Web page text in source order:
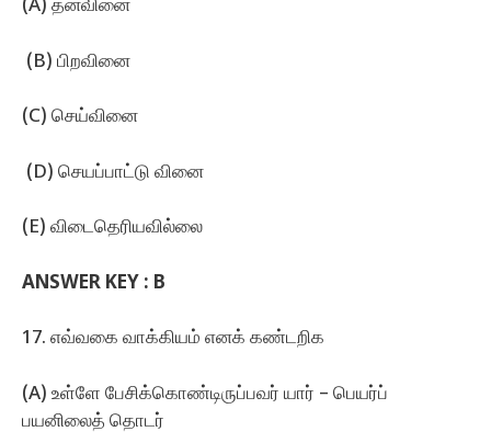
(A) தன்வினை
(B) பிறவினை
(C) செய்வினை
(D) செயப்பாட்டு வினை
(E) விடைதெரியவில்லை
ANSWER KEY : B
17. எவ்வகை வாக்கியம்‌ எனக்‌ கண்டறிக
(A) உள்ளே பேசிக்கொண்டிருப்பவர்‌ யார்‌ – பெயர்ப்‌
பயனிலைத்‌ தொடர்‌